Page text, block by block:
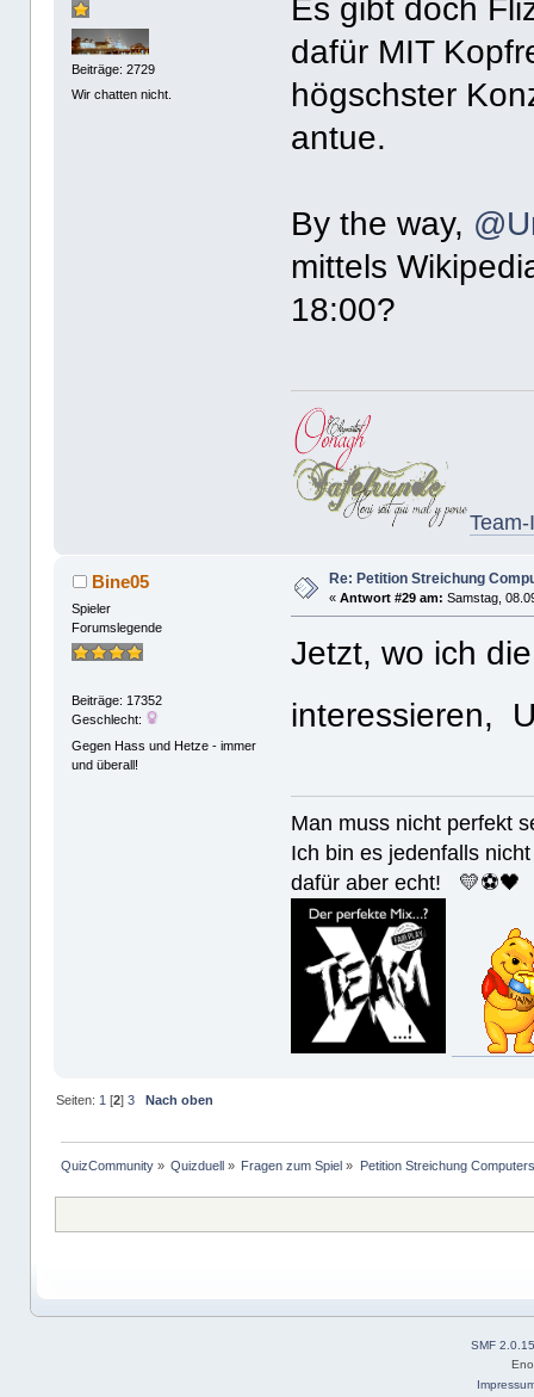
Beiträge: 2729
Wir chatten nicht.
Es gibt doch
dafür MIT
högschster
antue.
By the way,
mittels
18:00?
Bine05
Spieler
Forumslegende
Beiträge: 17352
Geschlecht:
Gegen Hass und Hetze - immer
und überall!
Re: Petition Streichung
«Antwort #29 am: Samstag,
Jetzt, wo ich
interessieren,
Man muss nicht
Ich bin es jedenfalls
dafür aber echt! 💛⚽️🖤
Seiten: 1 [2] 3 Nach oben
QuizCommunity» Quizduell » Fragen zum Spiel » Petition Streichung
SMF 2.0.15